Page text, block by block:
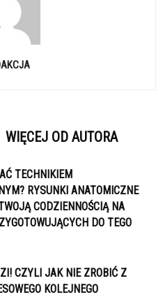
WIĘCEJ OD AUTORA
TECHNIKIEM
RYSUNKI ANATOMICZNE
CODZIENNOŚCIĄ NA
DO TEGO
CZYLI JAK NIE ZROBIĆ Z
KOLEJNEGO